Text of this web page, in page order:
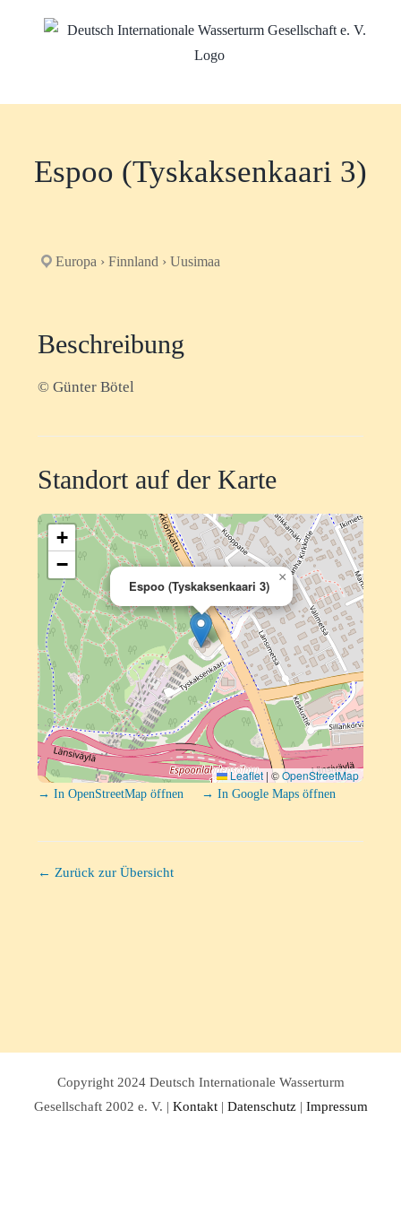
Espoo (Tyskaksenkaari 3)
Europa › Finnland › Uusimaa
Beschreibung
© Günter Bötel
Standort auf der Karte
Espoo (Tyskaksenkaari 3)
×
+
−
Leaflet | ©OpenStreetMap
→ In OpenStreetMap öffnen → In Google Maps öffnen
← Zurück zur Übersicht
Copyright 2024 Deutsch Internationale Wasserturm
Gesellschaft 2002 e. V. | Kontakt| Datenschutz| Impressum